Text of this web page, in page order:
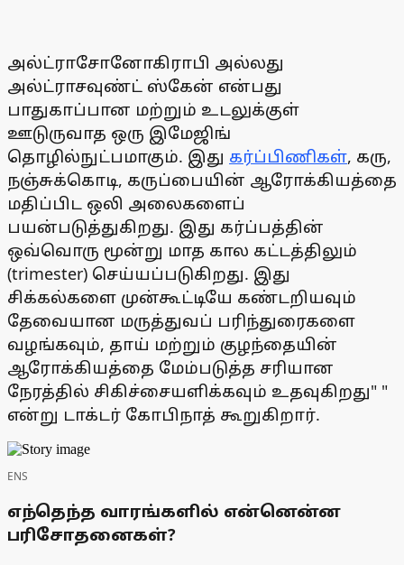
அல்ட்ராசோனோகிராபி அல்லது
அல்ட்ராசவுண்ட் ஸ்கேன் என்பது
பாதுகாப்பான மற்றும் உடலுக்குள்
ஊடுருவாத ஒரு இமேஜிங்
தொழில்நுட்பமாகும். இது கர்ப்பிணிகள், கரு,
நஞ்சுக்கொடி, கருப்பையின் ஆரோக்கியத்தை
மதிப்பிட ஒலி அலைகளைப்
பயன்படுத்துகிறது. இது கர்ப்பத்தின்
ஒவ்வொரு மூன்று மாத கால கட்டத்திலும்
(trimester) செய்யப்படுகிறது. இது
சிக்கல்களை முன்கூட்டியே கண்டறியவும்
தேவையான மருத்துவப் பரிந்துரைகளை
வழங்கவும், தாய் மற்றும் குழந்தையின்
ஆரோக்கியத்தை மேம்படுத்த சரியான
நேரத்தில் சிகிச்சையளிக்கவும் உதவுகிறது" "
என்று டாக்டர் கோபிநாத் கூறுகிறார்.
ENS
எந்தெந்த வாரங்களில் என்னென்ன
பரிசோதனைகள்?